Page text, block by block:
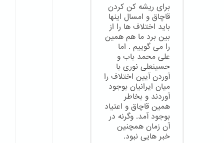
برای ریشه کن کردن
قاچاق و امسال اینها
باید اختلاف ها را از
بین برد ما هم همین
را می گوییم . اما
علی محمد باب و
حسینعلی نوری با
آوردن آیین اختلاف را
میان ایرانیان بوجود
آوردند و بخاطر
همین قاچاق و اعتیاد
بوجود آمد. وگرنه در
آن زمان همچنین
خبر هایی نبود.